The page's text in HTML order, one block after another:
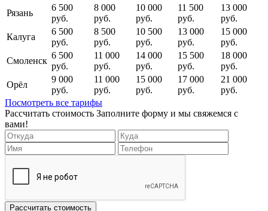
Рязань
6 500
руб.
8 000
руб.
10 000
руб.
11 500
руб.
13 000
руб.
Калуга
6 500
руб.
8 500
руб.
10 500
руб.
13 000
руб.
15 000
руб.
Смоленск
6 500
руб.
11 000
руб.
14 000
руб.
15 500
руб.
18 000
руб.
Орёл
9 000
руб.
11 000
руб.
15 000
руб.
17 000
руб.
21 000
руб.
Посмотреть все тарифы
Рассчитать стоимость Заполните форму и мы свяжемся с
вами!